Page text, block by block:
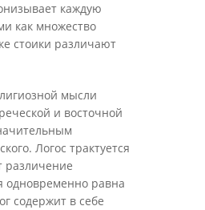
каждую
как множество
стоики различают
мысли
и восточной
Логос трактуется
различение
одновременно равна
содержит в себе